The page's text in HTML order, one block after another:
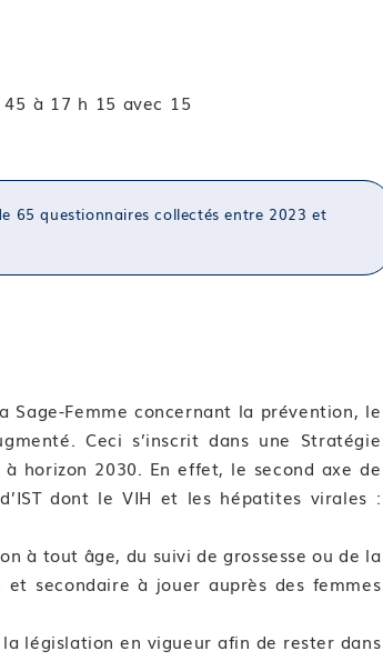
à 17 h 15 avec 15
65 questionnaires collectés entre 2023 et
Sage-Femme concernant la prévention, le
Ceci s’inscrit dans une Stratégie
horizon 2030. En effet, le second axe de
dont le VIH et les hépatites virales :
à tout âge, du suivi de grossesse ou de la
secondaire à jouer auprès des femmes
législation en vigueur afin de rester dans